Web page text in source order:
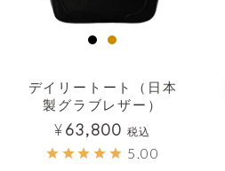
デイリートート（日本
製グラブレザー）
¥63,800 税込
5.00